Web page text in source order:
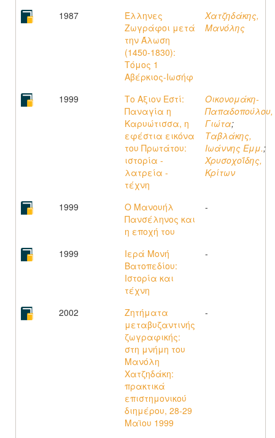
1987
Έλληνες
Ζωγράφοι μετά
την Άλωση
(1450-1830):
Tόμος 1
Αβέρκιος-Ιωσήφ
Χατζηδάκης,
Μανόλης
1999
Το Αξιον Εστί:
Παναγία η
Καρυώτισσα, η
εφέστια εικόνα
του Πρωτάτου:
ιστορία -
λατρεία -
τέχνη
Οικονομάκη-
Παπαδοπούλου,
Γιώτα;
Ταβλάκης,
Ιωάννης Εμμ.;
Χρυσοχοΐδης,
Κρίτων
1999
Ο Μανουήλ
Πανσέληνος και
η εποχή του
-
1999
Ιερά Μονή
Βατοπεδίου:
Ιστορία και
τέχνη
-
2002
Ζητήματα
μεταβυζαντινής
ζωγραφικής:
στη μνήμη του
Μανόλη
Χατζηδάκη:
πρακτικά
επιστημονικού
διημέρου, 28-29
Μαϊου 1999
-